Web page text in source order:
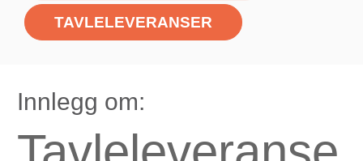
TAVLELEVERANSER
Innlegg om: